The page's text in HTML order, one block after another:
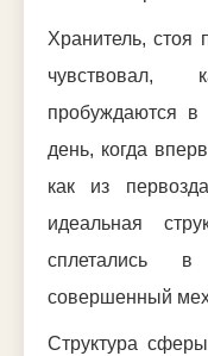
Хранитель, стоя
чувствовал,
пробуждаются
день, когда
как из
идеальная
сплетались
совершенный
Структура